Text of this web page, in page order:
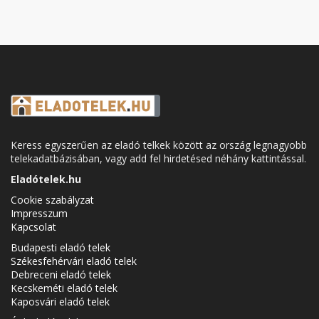
Keress egyszerűen az eladó telkek között az ország legnagyobb
telekadatbázisában, vagy add fel hirdetésed néhány kattintással.
Eladótelek.hu
Cookie szabályzat
Impresszum
Kapcsolat
Budapesti eladó telek
Székesfehérvári eladó telek
Debreceni eladó telek
Kecskeméti eladó telek
Kaposvári eladó telek